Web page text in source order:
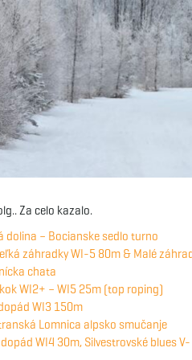
Za celo kazalo.
dolina – Bocianske sedlo turno
záhradky WI-5 80m & Malé
chata
WI2+ – WI5 25m (top roping)
WI3 150m
Lomnica alpsko smučanje
WI4 30m, Silvestrovské blues